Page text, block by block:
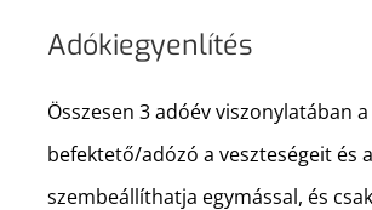
Adókiegyenlítés
Összesen 3 adóév viszonylatában a
befektető/adózó a veszteségeit és
szembeállíthatja egymással, és